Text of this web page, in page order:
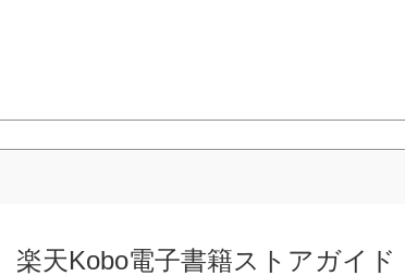
楽天Kobo電子書籍ストアガイド